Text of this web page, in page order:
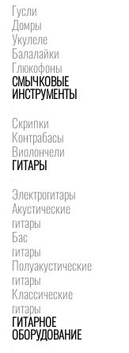
Гусли
Домры
Укулеле
Балалайки
Глюкофоны
СМЫЧКОВЫЕ
ИНСТРУМЕНТЫ
Скрипки
Контрабасы
Виолончели
ГИТАРЫ
Электрогитары
Акустические
гитары
Бас
гитары
Полуакустические
гитары
Классические
гитары
ГИТАРНОЕ
ОБОРУДОВАНИЕ